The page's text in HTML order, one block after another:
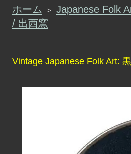
ホーム ＞ Japanese Folk
/ 出西窯
Vintage Japanese Folk Art: